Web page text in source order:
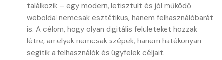
találkozik – egy modern, letisztult és jól működő
weboldal nemcsak esztétikus, hanem felhasználóbarát
is. A célom, hogy olyan digitális felületeket hozzak
létre, amelyek nemcsak szépek, hanem hatékonyan
segítik a felhasználók és ügyfelek céljait.